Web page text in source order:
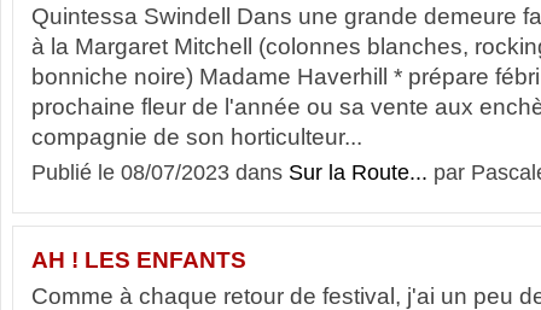
Quintessa Swindell Dans une grande demeure
à la Margaret Mitchell (colonnes blanches,
bonniche noire) Madame Haverhill * prépare
prochaine fleur de l'année ou sa vente aux
compagnie de son horticulteur...
Publié le 08/07/2023 dans Sur la Route... par
AH ! LES ENFANTS
Comme à chaque retour de festival, j'ai un peu